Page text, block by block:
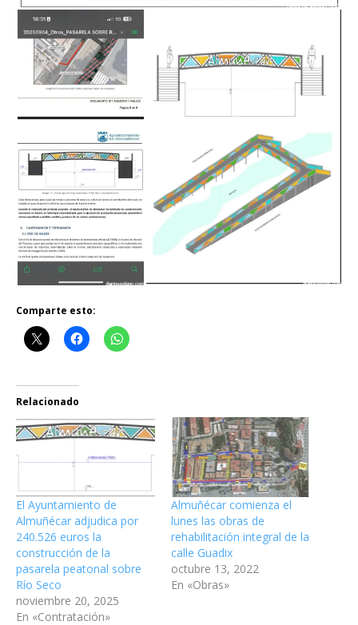
Comparte esto:
Relacionado
El Ayuntamiento de
Almuñécar adjudica por
240.526 euros la
construcción de la
pasarela peatonal sobre
Río Seco
noviembre 20, 2025
En «Contratación»
Almuñécar comienza el
lunes las obras de
rehabilitación integral de la
calle Guadix
octubre 13, 2022
En «Obras»